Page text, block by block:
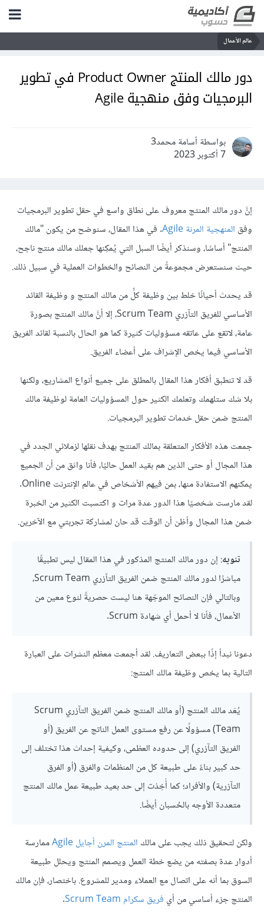
عالم الأعمال
دور مالك المنتج Product Owner في تطوير
البرمجيات وفق منهجية Agile
بواسطة أسامة محمد3
7 أكتوبر 2023
إنَّ دور مالك المنتج معروف على نطاق واسع في حقل تطوير البرمجيات
وفق المنهجية المرنة Agile
. في هذا المقال، سنوضح من يكون "مالك
المنتج" أساسًا، وسنذكر أيضًا السبل التي يُمكِنها جعلك مالك منتج ناجح،
حيث سنستعرض مجموعةً من النصائح والخطوات العملية في سبيل ذلك.
قد يحدث أحيانًا خلط بين وظيفة كلٍّ من مالك المنتج و وظيفة القائد
الأساسي للفريق التآزري Scrum Team، إلا أنَّ مالك المنتج بصورة
عامة، لاتقع على عاتقه مسؤوليات كثيرة كما هو الحال بالنسبة لقائد الفريق
الأساسي فيما يخص الإشراف على أعضاء الفريق.
قد لا تنطبق أفكار هذا المقال بالمطلق على جميع أنواع المشاريع، ولكنها
بلا شك ستلهمك وتعلمك الكثير حول المسؤوليات العامة لوظيفة مالك
المنتج ضمن حقل خدمات تطوير البرمجيات.
جمعت هذه الأفكار المتعلقة بمالك المنتج بهدف نقلها لزملائي الجدد في
هذا المجال أو حتى الذين هم بقيد العمل حاليًا، فأنا واثق من أن الجميع
يمكنهم الاستفادة منها، بمن فيهم الأشخاص في عالم الإنترنت Online.
لقد مارست شخصيًا هذا الدور عدة مرات و اكتسبت الكثير من الخبرة
ضمن هذا المجال وأظن أن الوقت قد حان لمشاركة تجربتي مع الآخرين.
تنويه: إن دور مالك المنتج المذكور في هذا المقال ليس تطبيقًا
مباشرًا لدور مالك المنتج ضمن الفريق التآزري Scrum Team،
وبالتالي فإن النصائح الموجّهة هنا ليست حصريةً لنوع معين من
الأعمال، فأنا لا أحمل أي شهادة Scrum.
دعونا نبدأ إذًا ببعض التعاريف. لقد أجمعت معظم النشرات على العبارة
التالية بما يخص وظيفة مالك المنتج:
يُعَد مالك المنتج (أو مالك المنتج ضمن الفريق التآزري Scrum
Team) مسؤولًا عن رفع مستوى العمل الناتج عن الفريق (أو
الفريق التآزري) إلى حدوده العظمى، وكيفية إحداث هذا تختلف إلى
حد كبير بناءً على طبيعة كل من المنظمات والفرق (أو الفرق
التآزرية) والأفراد؛ كما أُخِذت إلى حد بعيد طبيعة عمل مالك المنتج
متعددة الأوجه بالحُسبان أيضًا.
ولكن لتحقيق ذلك يجب على مالك المنتج المرن أجايل Agile
ممارسة
أدوار عدة بصفته من يضع خطة العمل ويصمم المنتج ويحلل طبيعة
السوق بما أنه على اتصال مع العملاء ومدير للمشروع. باختصار، فإن مالك
المنتج جزء أساسي من أي فريق سكرام Scrum Team
.